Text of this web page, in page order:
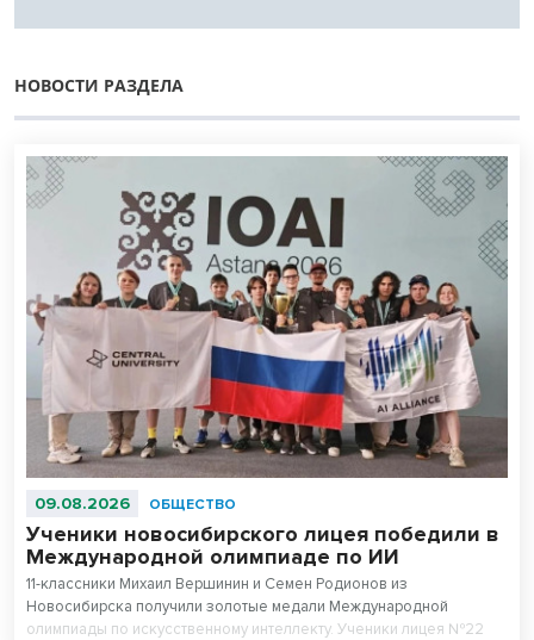
НОВОСТИ РАЗДЕЛА
09.08.2026 ОБЩЕСТВО
Ученики новосибирского лицея победили в
Международной олимпиаде по ИИ
11-классники Михаил Вершинин и Семен Родионов из
Новосибирска получили золотые медали Международной
олимпиады по искусственному интеллекту. Ученики лицея №22